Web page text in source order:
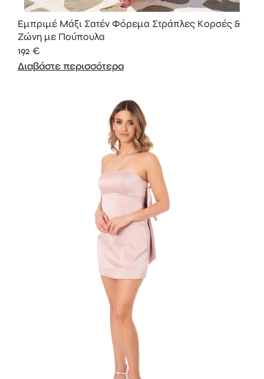
Εμπριμέ Μάξι Σατέν Φόρεμα Στράπλες Κορσές &
Ζώνη με Πούπουλα
192 €
Διαβάστε περισσότερα